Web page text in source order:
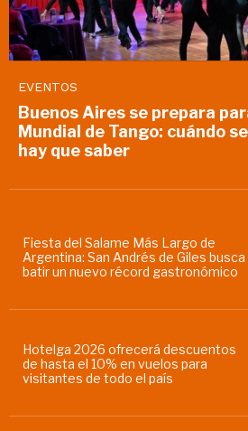
EVENTOS
Buenos Aires se prepara
Mundial de Tango: cuándo
hay que saber
Fiesta del Salame Más Largo de
Argentina: San Andrés de Giles busca
batir un nuevo récord gastronómico
Hotelga 2026 ofrecerá descuentos
de hasta el 10% en vuelos para
visitantes de todo el país